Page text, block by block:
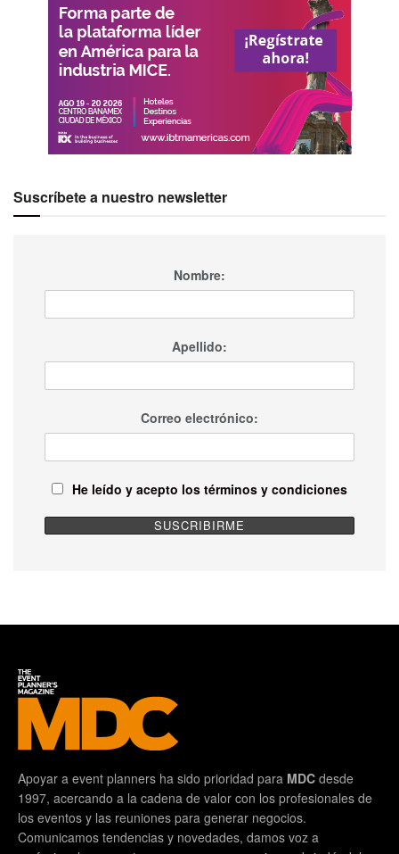
Suscríbete a nuestro newsletter
Nombre:
Apellido:
Correo electrónico:
He leído y acepto los términos y condiciones
Apoyar a event planners ha sido prioridad para MDC desde
1997, acercando a la cadena de valor con los profesionales de
los eventos y las reuniones para generar negocios.
Comunicamos tendencias y novedades, damos voz a